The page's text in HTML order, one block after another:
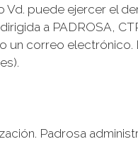
Vd. puede ejercer el
a PADROSA,
un correo
Padrosa